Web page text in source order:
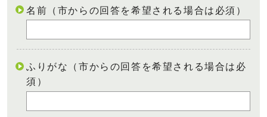
名前（市からの回答を希望される場合は必須）
ふりがな（市からの回答を希望される場合は必
須）